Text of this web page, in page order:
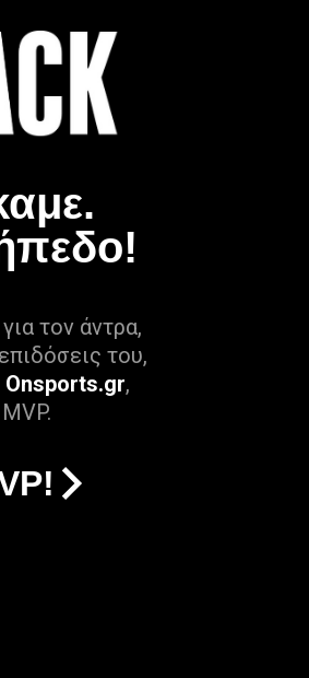
τον άντρα,
του,
Onsports.gr,